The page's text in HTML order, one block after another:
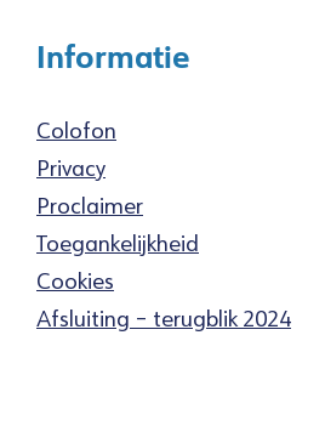
Informatie
Colofon
Privacy
Proclaimer
Toegankelijkheid
Cookies
Afsluiting – terugblik 2024